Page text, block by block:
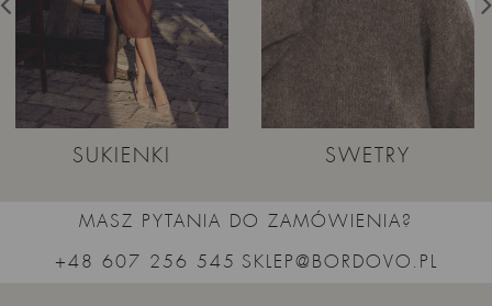
SUKIENKI SWETRY
MASZ PYTANIA DO ZAMÓWIENIA?
+48 607 256 545 SKLEP@BORDOVO.PL